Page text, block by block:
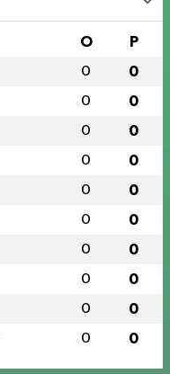
O P
0 0
0 0
0 0
0 0
0 0
0 0
0 0
0 0
0 0
0 0